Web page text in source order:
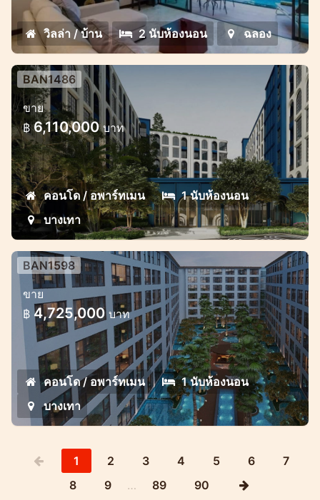
วิลล่า / บ้าน 2 นับห้องนอน ฉลอง
คอนโดใหม่ในบางเทาใกล้ลากูน่า
โครงการใหม่สวยบนทำเลทอง
BAN1486
ขาย
฿ 6,110,000บาท
คอนโด / อพาร์ทเมน
1 นับห้องนอน
บางเทา
ที่พักใหม่ บนทำเลเยี่ยม ในบางเทา
อพาร์ทเมนต์หรูในบางเทาใกล้ชายหาด
BAN1598
ขาย
฿ 4,725,000บาท
คอนโด / อพาร์ทเมน
1 นับห้องนอน
บางเทา
1 2 3 4 5 6
7
8
9 … 89 90